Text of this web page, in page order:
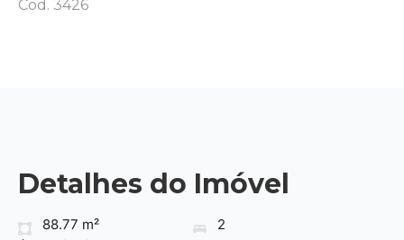
Cod. 3426
Detalhes do Imóvel
88.77 m²
2